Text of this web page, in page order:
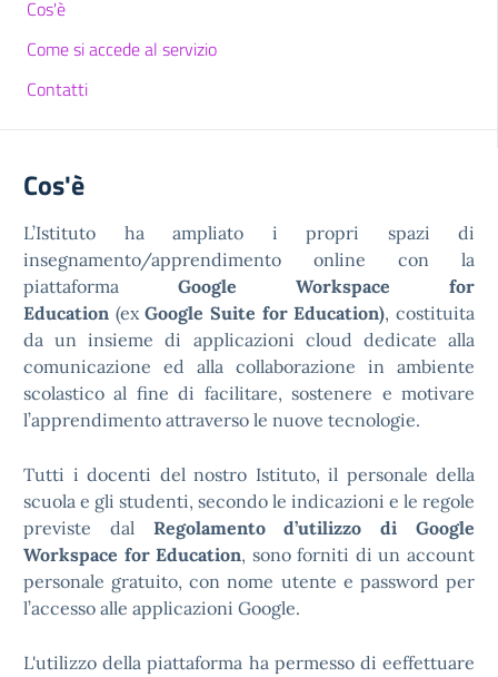
Cos'è
Come si accede al servizio
Contatti
Cos'è
L’Istituto ha ampliato i propri spazi di
insegnamento/apprendimento online con la
piattaforma Google Workspace for
Education (exGoogle Suite for Education), costituita
da un insieme di applicazioni cloud dedicate alla
comunicazione ed alla collaborazione in ambiente
scolastico al fine di facilitare, sostenere e motivare
l’apprendimento attraverso le nuove tecnologie.
Tutti i docenti del nostro Istituto, il personale della
scuola e gli studenti, secondo le indicazioni e le regole
previste dal Regolamento d’utilizzo di Google
Workspace for Education, sono forniti di un account
personale gratuito, con nome utente e password per
l’accesso alle applicazioni Google.
L'utilizzo della piattaforma ha permesso di eeffettuare